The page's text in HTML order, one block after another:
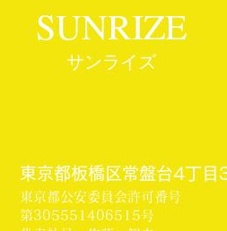
SUNRIZE
サンライズ
東京都板橋区常盤台4丁
東京都公安委員会許可番号
第305551406515号